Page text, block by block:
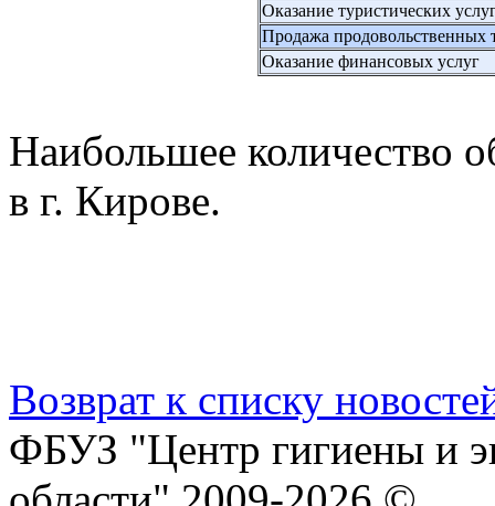
Оказание туристических
Продажа продовольственных
Оказание финансовых услуг
Наибольшее количество
в г. Кирове.
Возврат к списку
ФБУЗ "Центр гигиены и